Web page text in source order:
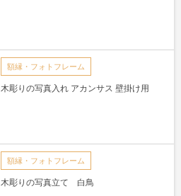
額縁・フォトフレーム
木彫りの写真入れ アカンサス 壁掛け用
額縁・フォトフレーム
木彫りの写真立て 白鳥